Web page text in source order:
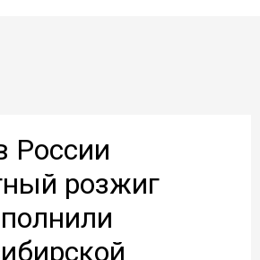
России
розжиг